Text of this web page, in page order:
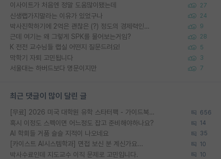
이사이트가 처음엔 정말 도움많이됐는데 27
신생랩가지말라는 이유가 있었구나 24
박사진학하기에 2억은 괜찮은 (?) 정도의 경제력인가요 9
근데 여기는 왜 그렇게 SPK를 물어보는거임? 28
K 전전 교수님들 랩실 어떤지 질문드려요! 5
막학기 자퇴 고민됩니다 3
서울대는 하버드보다 명문이지만 7
최근 댓글이 많이 달린 글
[무료] 2026 미국 대학원 유학 스타터팩 - 가이드북 & 합격자 컨택메일 템플릿 656
혹시 이정도 스펙이면 어느정도 잡고 준비해야하나요? 14
AI 학회들 거품 슬슬 지적이 나오네요 35
[카이스트 AI시스템학과] 면접 보신 분 계신가요... 10
박사수료인데 지도교수 이직 문제로 고민입니다. 10